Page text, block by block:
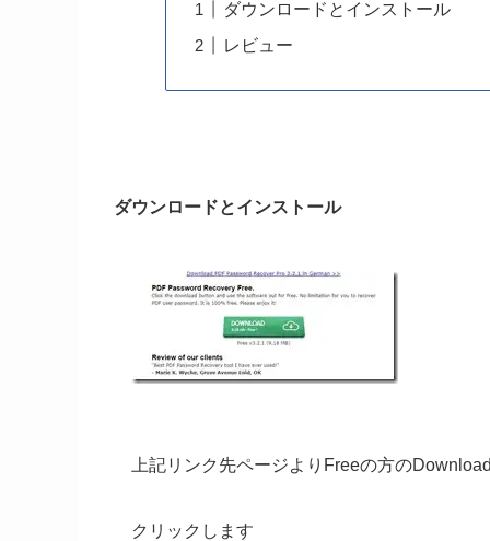
ダウンロードとインストール
レビュー
ダウンロードとインストール
上記リンク先ページよりFreeの方の
クリックします